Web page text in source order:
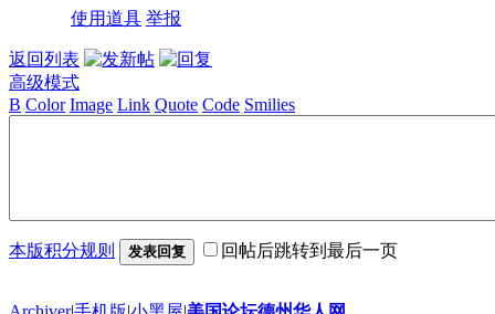
使用道具 举报
返回列表
高级模式
B Color Image Link Quote Code Smilies
本版积分规则 发表回复 回帖后跳转到最后一页